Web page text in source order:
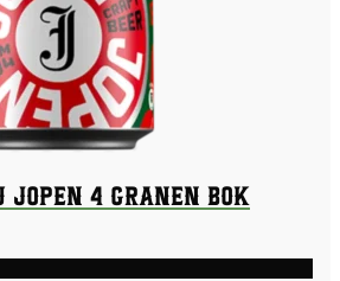
4 Granen Bok